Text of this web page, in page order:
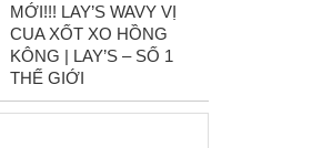
MỚI!!! LAY’S WAVY VỊ
CUA XỐT XO HỒNG
KÔNG | LAY’S – SỐ 1
THẾ GIỚI